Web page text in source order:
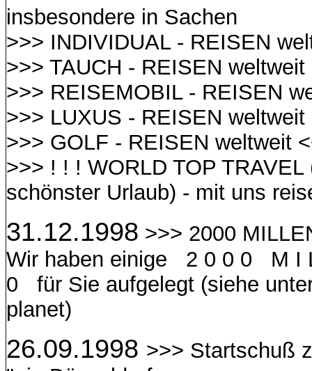
insbesondere in Sachen
>>> INDIVIDUAL - REISEN
>>> TAUCH - REISEN weltweit
>>> REISEMOBIL - REISEN
>>> LUXUS - REISEN weltweit
>>> GOLF - REISEN weltweit
>>> ! ! ! WORLD TOP
schönster Urlaub) - mit uns
31.12.1998 >>> 2000
Wir haben einige 2 0 0 0 M I
0 für Sie aufgelegt (siehe
planet)
26.09.1998 >>> Startschuß